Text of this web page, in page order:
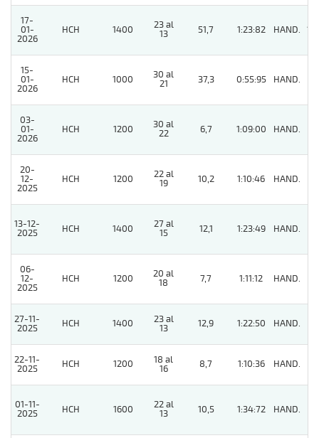
17-
01-
2026
HCH 1400
23 al
13
51,7 1:23:82 HAND. 15
15-
01-
2026
HCH 1000
30 al
21
37,3 0:55:95 HAND.
03-
01-
2026
HCH 1200
30 al
22
6,7 1:09:00 HAND.
20-
12-
2025
HCH 1200
22 al
19
10,2 1:10:46 HAND.
13-12-
2025
HCH 1400
27 al
15
12,1 1:23:49 HAND.
06-
12-
2025
HCH 1200
20 al
18
7,7 1:11:12 HAND.
27-11-
2025
HCH 1400
23 al
13
12,9 1:22:50 HAND.
22-11-
2025
HCH 1200
18 al
16
8,7 1:10:36 HAND.
01-11-
2025
HCH 1600
22 al
13
10,5 1:34:72 HAND.